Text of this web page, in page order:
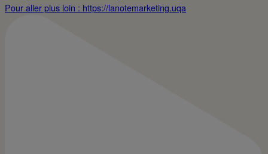
Pour aller plus loin : https://lanotemarketing.uqa